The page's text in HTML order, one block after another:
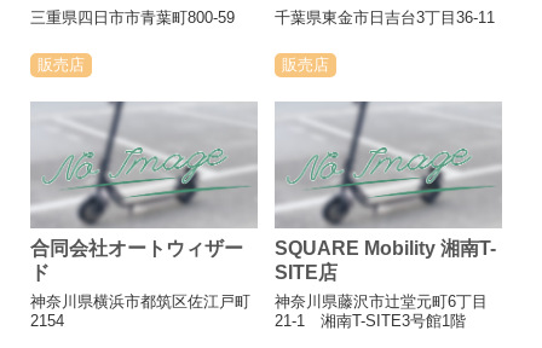
三重県四日市市青葉町800-59
販売店
千葉県東金市日吉台3丁目36-11
販売店
合同会社オートウィザー
ド
神奈川県横浜市都筑区佐江戸町
2154
SQUARE Mobility 湘南T-
SITE店
神奈川県藤沢市辻堂元町6丁目
21-1 湘南T-SITE3号館1階